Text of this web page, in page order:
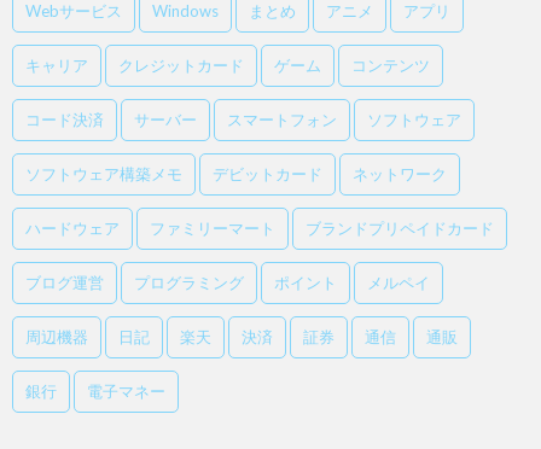
Webサービス Windows まとめ アニメ アプリ
キャリア クレジットカード ゲーム コンテンツ
コード決済 サーバー スマートフォン ソフトウェア
ソフトウェア構築メモ デビットカード ネットワーク
ハードウェア ファミリーマート ブランドプリペイドカード
ブログ運営 プログラミング ポイント メルペイ
周辺機器 日記 楽天 決済 証券 通信 通販
銀行 電子マネー